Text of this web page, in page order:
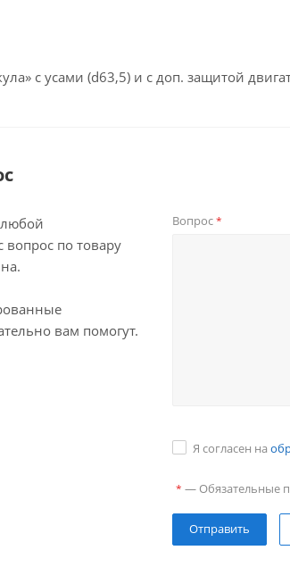
с усами (d63,5) и c доп. защитой
по товару
вам помогут.
Вопрос*
Я согласен на
* — Обязательные